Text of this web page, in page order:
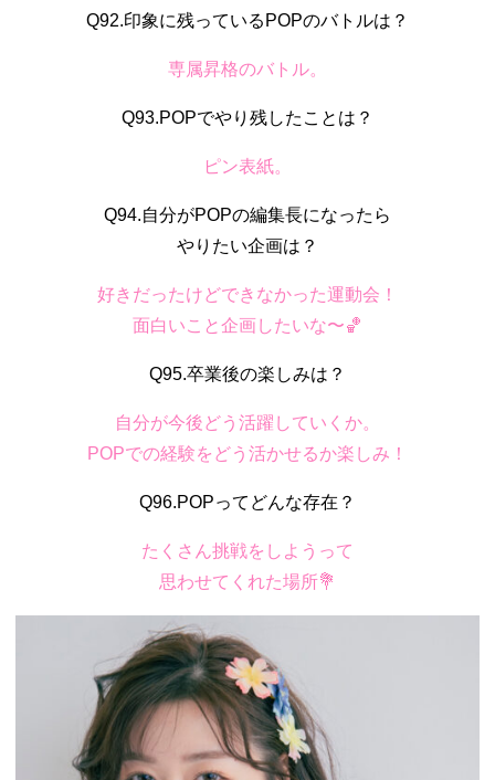
Q92.印象に残っているPOPのバトルは？
専属昇格のバトル。
Q93.POPでやり残したことは？
ピン表紙。
Q94.自分がPOPの編集長になったら
やりたい企画は？
好きだったけどできなかった運動会！
面白いこと企画したいな〜🏀
Q95.卒業後の楽しみは？
自分が今後どう活躍していくか。
POPでの経験をどう活かせるか楽しみ！
Q96.POPってどんな存在？
たくさん挑戦をしようって
思わせてくれた場所💐